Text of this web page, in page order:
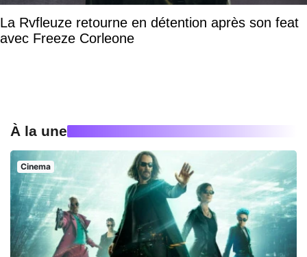
La Rvfleuze retourne en détention après son feat
avec Freeze Corleone
À la une
Cinema